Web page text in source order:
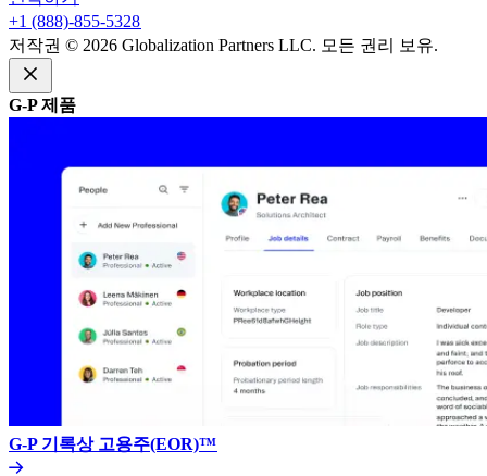
+1 (888)-855-5328​​
저작권 © 2026 Globalization Partners LLC. 모든 권리 보유.​​
G-P 제품​​
G-P 기록상 고용주(EOR)™​​